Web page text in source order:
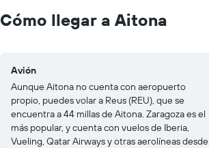
Cómo llegar a Aitona
Avión
Aunque Aitona no cuenta con aeropuerto
propio, puedes volar a Reus (REU), que se
encuentra a 44 millas de Aitona. Zaragoza es el
más popular, y cuenta con vuelos de Iberia,
Vueling, Qatar Airways y otras aerolíneas desde